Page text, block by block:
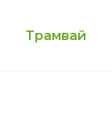
Трамвай